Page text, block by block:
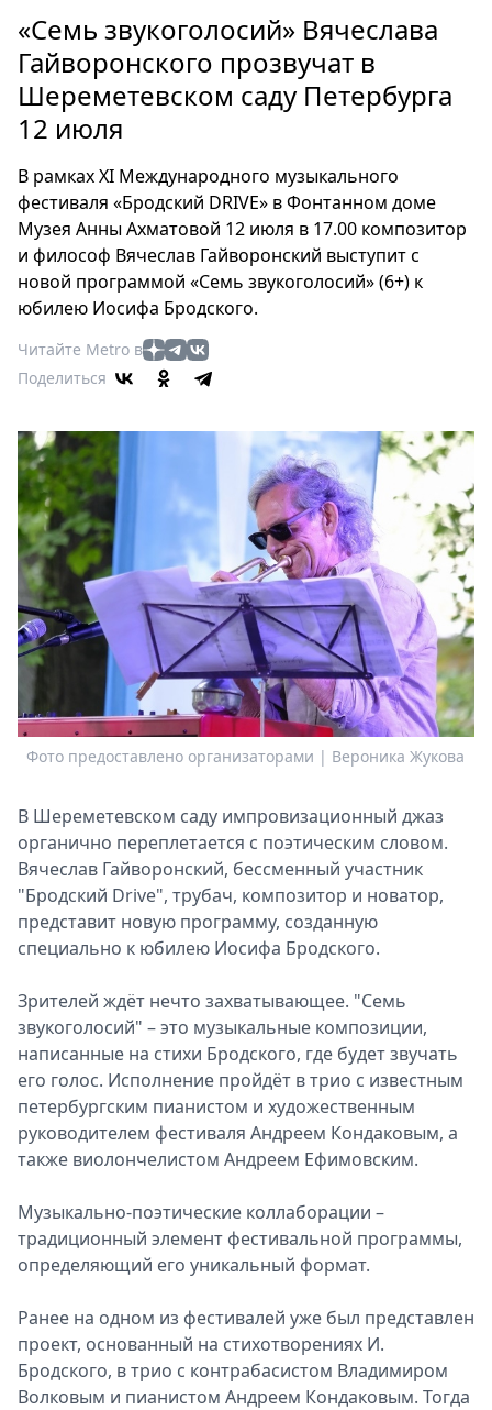
Россия
Мир
Здоровье
Еда
Мода
Театр
Кино
Афиша
Книги
Выставки
Пресс-
О
Metro
Стримы
Спецпроекты
Звезды
Выборы
2026
Скачай
Metro
«Семь звукоголосий» Вячеслава
Гайворонского прозвучат в
Шереметевском саду Петербурга
12 июля
В рамках XI Международного музыкального
фестиваля «Бродский DRIVE» в Фонтанном доме
Музея Анны Ахматовой 12 июля в 17.00 композитор
и философ Вячеслав Гайворонский выступит с
новой программой «Семь звукоголосий» (6+) к
юбилею Иосифа Бродского.
Читайте Metro в
Поделиться
Фото предоставлено организаторами | Вероника Жукова
В Шереметевском саду импровизационный джаз
органично переплетается с поэтическим словом.
Вячеслав Гайворонский, бессменный участник
"Бродский Drive", трубач, композитор и новатор,
представит новую программу, созданную
специально к юбилею Иосифа Бродского.
Зрителей ждёт нечто захватывающее. "Семь
звукоголосий" – это музыкальные композиции,
написанные на стихи Бродского, где будет звучать
его голос. Исполнение пройдёт в трио с известным
петербургским пианистом и художественным
руководителем фестиваля Андреем Кондаковым, а
также виолончелистом Андреем Ефимовским.
Музыкально-поэтические коллаборации –
традиционный элемент фестивальной программы,
определяющий его уникальный формат.
Ранее на одном из фестивалей уже был представлен
проект, основанный на стихотворениях И.
Бродского, в трио с контрабасистом Владимиром
Волковым и пианистом Андреем Кондаковым. Тогда